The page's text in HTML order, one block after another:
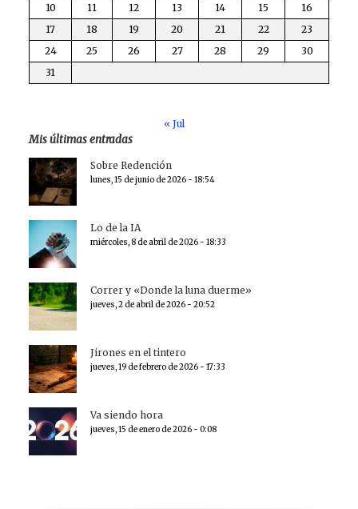
10
11 12 13 14 15
16
17
18 19 20 21 22
23
24
25 26 27 28 29
30
31
« Jul
Mis últimas entradas
Sobre Redención
lunes, 15 de junio de 2026 - 18:54
Lo de la IA
miércoles, 8 de abril de 2026 - 18:33
Correr y «Donde la luna duerme»
jueves, 2 de abril de 2026 - 20:52
Jirones en el tintero
jueves, 19 de febrero de 2026 - 17:33
Va siendo hora
jueves, 15 de enero de 2026 - 0:08